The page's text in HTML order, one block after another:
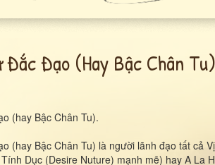
Đắc Đạo (hay Bậc Chân
(hay Bậc Chân Tu).
(hay Bậc Chân Tu) là người lãnh đạo tất cả
Dục (Desire Nuture) mạnh mẽ) hay A La